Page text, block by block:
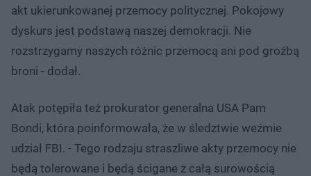
akt ukierunkowanej przemocy politycznej. Pokojowy
dyskurs jest podstawą naszej demokracji. Nie
rozstrzygamy naszych różnic przemocą ani pod groźbą
broni - dodał.
Atak potępiła też prokurator generalna USA Pam
Bondi, która poinformowała, że w śledztwie weźmie
udział FBI. - Tego rodzaju straszliwe akty przemocy nie
będą tolerowane i będą ścigane z całą surowością